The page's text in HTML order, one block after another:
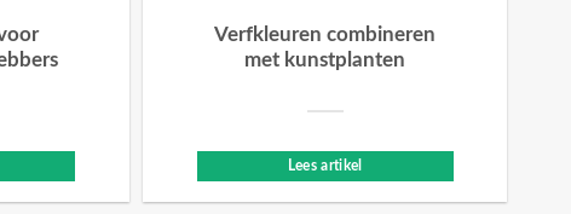
Verfkleuren combineren
met kunstplanten
Lees artikel